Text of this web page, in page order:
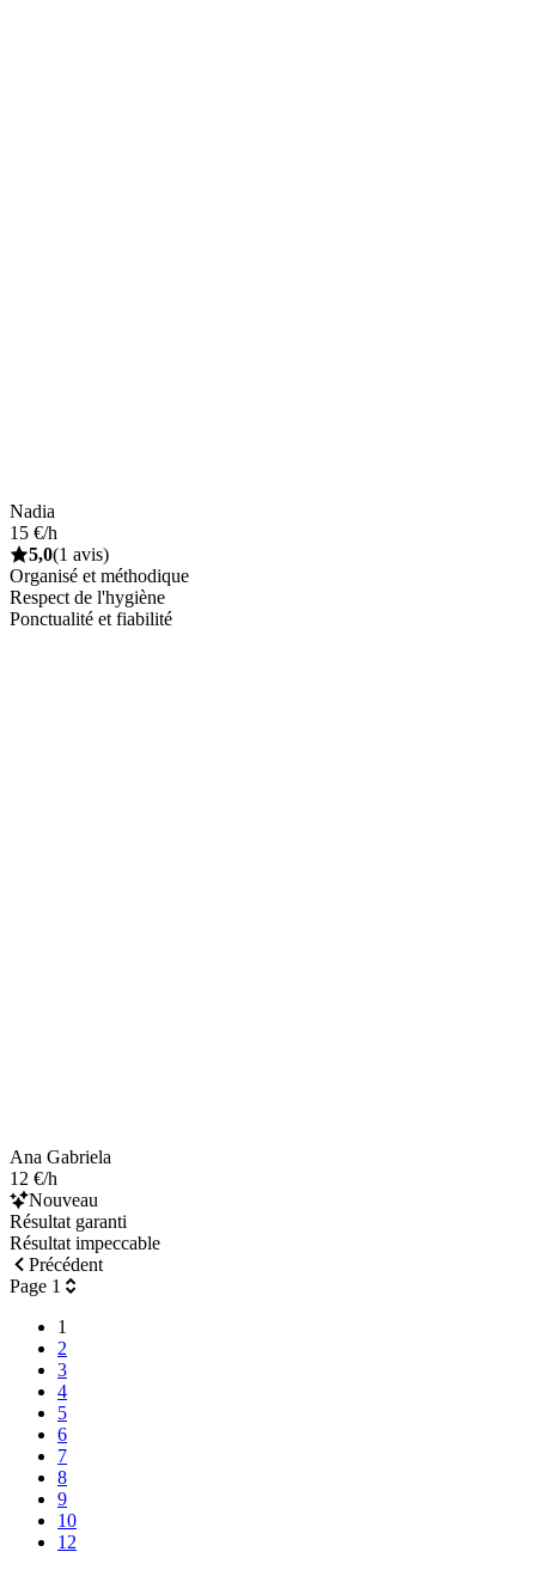
Nadia
15 €/h
5,0(1 avis)
Organisé et méthodique
Respect de l'hygiène
Ponctualité et fiabilité
Ana Gabriela
12 €/h
Nouveau
Résultat garanti
Résultat impeccable
Précédent
Page 1
1
2
3
4
5
6
7
8
9
10
12